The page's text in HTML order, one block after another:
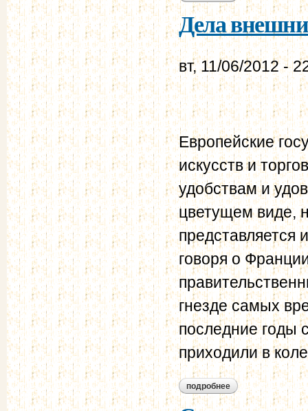
Дела
вт, 11/06/2012 -
Европейские
искусств и
удобствам и
цветущем виде,
представляется
говоря о
гнезде самых
последние годы
приходили в
подробнее о дела внешние